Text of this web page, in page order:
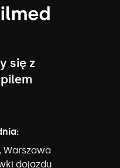
się z
Warszawa
dojazdu